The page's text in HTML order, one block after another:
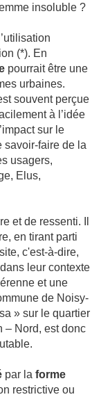
insoluble ?
(*). En
pourrait être une
urbaines.
souvent perçue
à l’idée
sur le
savoir-faire de la
usagers,
Elus,
et de ressenti. Il
en tirant parti
c'est-à-dire,
leur contexte
et une
de Noisy-
» sur le quartier
– Nord, est donc
par la forme
restrictive ou